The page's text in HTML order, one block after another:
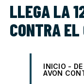
LLEGA LA
CONTRA
INICIO -
AVON